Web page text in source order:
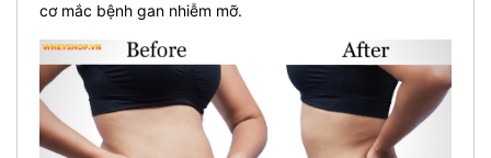
cơ mắc bệnh gan nhiễm mỡ.